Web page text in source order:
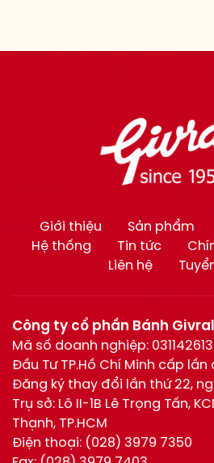
Giới thiệu Sản phẩm
Hệ thống
Tin tức
Liên hệ
Công ty cổ phần Bánh Givral
Mã số doanh nghiệp:
Đầu Tư TP.Hồ Chí Minh cấp lần
Đăng ký thay đổi lần thứ 22,
Trụ sở: Lô II-1B Lê Trọng Tấn,
Thạnh, TP.HCM
Điện thoại: (028) 3979 7350